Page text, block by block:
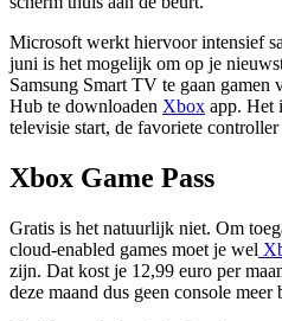
Microsoft werkt hiervoor intensief
juni is het mogelijk om op je
Samsung Smart TV te gaan gamen
Hub te downloaden Xbox app. Het
televisie start, de favoriete controller
Xbox Game Pass
Gratis is het natuurlijk niet. Om
cloud-enabled games moet je wel
zijn. Dat kost je 12,99 euro per
deze maand dus geen console meer